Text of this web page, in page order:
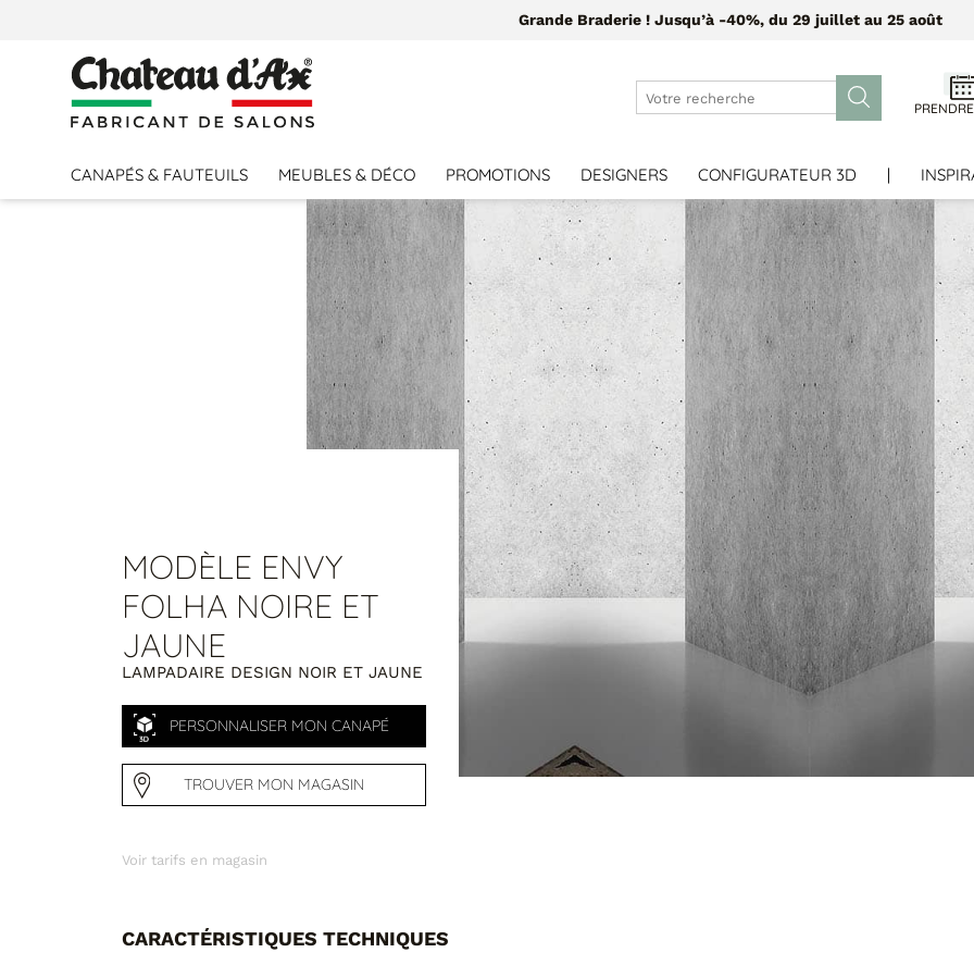
Grande Braderie ! Jusqu’à -40%, du 29 juillet au 25 août
CANAPÉS & FAUTEUILS MEUBLES & DÉCO PROMOTIONS DESIGNERS CONFIGURATEUR 3D |
MODÈLE ENVY
FOLHA NOIRE ET
JAUNE
LAMPADAIRE DESIGN NOIR ET JAUNE
PERSONNALISER MON CANAPÉ
PERSONNALISER VOTRE CANAPÉ
MODÈLE
TROUVER MON MAGASIN
Voir tarifs en magasin
CARACTÉRISTIQUES TECHNIQUES